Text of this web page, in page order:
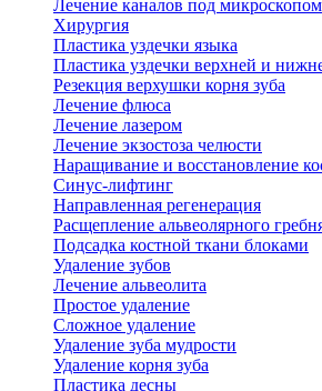
Лечение каналов под микроскопом
Хирургия
Пластика уздечки языка
Пластика уздечки верхней и
Резекция верхушки корня зуба
Лечение флюса
Лечение лазером
Лечение экзостоза челюсти
Наращивание и восстановление
Синус-лифтинг
Направленная регенерация
Расщепление альвеолярного
Подсадка костной ткани блоками
Удаление зубов
Лечение альвеолита
Простое удаление
Сложное удаление
Удаление зуба мудрости
Удаление корня зуба
Пластика десны